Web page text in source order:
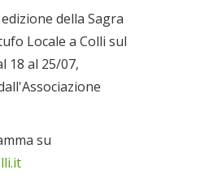
2009 al
della Sagra
Locale a Colli sul
18 al 25/07,
su